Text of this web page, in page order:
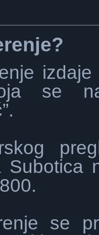
?
se
.
Subotica
se